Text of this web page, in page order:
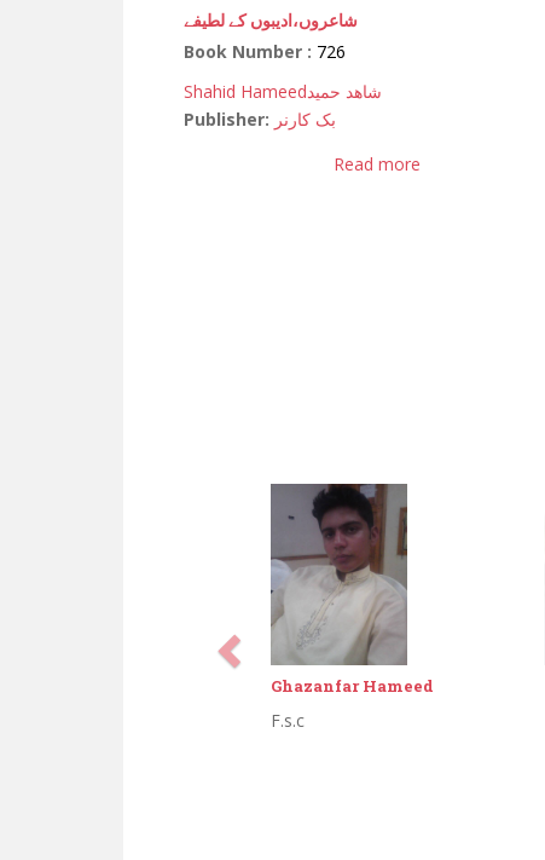
شاعروں،ادیبوں کے لطیفے
Book Number : 726
Shahid Hameedشاھد حمید
Publisher: بک کارنر
Read more
Ghazanfar Hameed
F.s.c